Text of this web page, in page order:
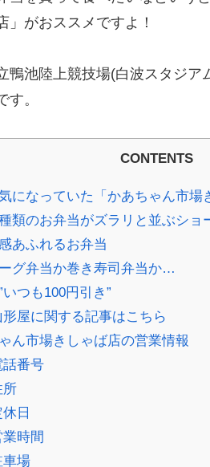
」がおススメですよ！
鴨池陸上競技場(白波スタジ
す。
CONTENTS
になっていた「かあちゃん市場
類のお弁当がズラリと並ぶショ
あふれるお弁当
グ弁当か巻き寿司弁当か…
いつも100円引き”
屋に関する記事はこちら
ん市場きしゃば店の営業情報
番号
日
時間
場